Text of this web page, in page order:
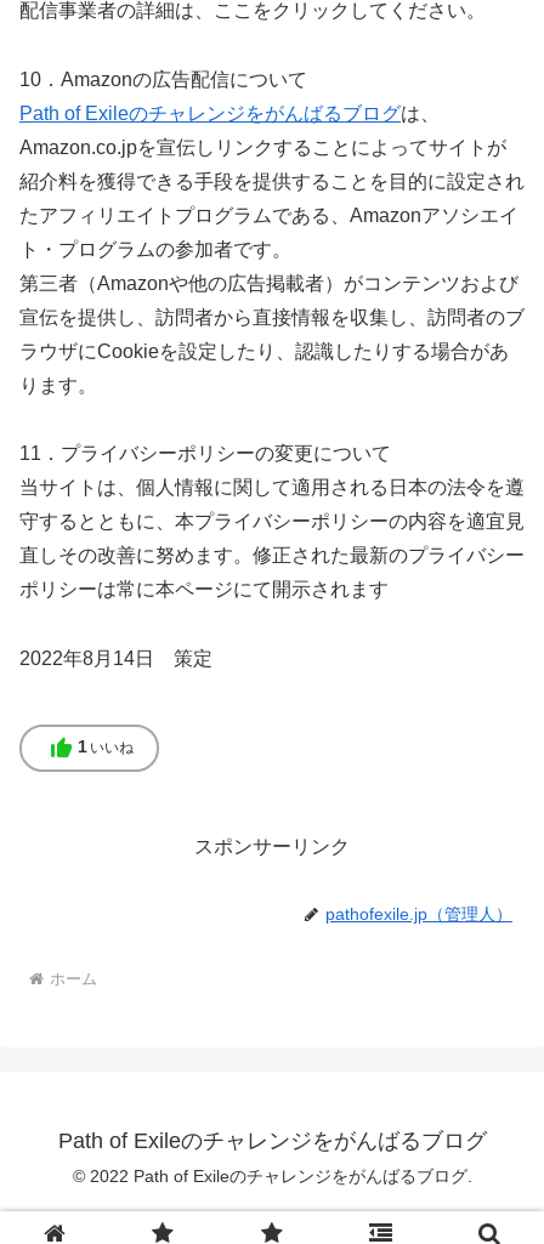
配信事業者の詳細は、ここをクリックしてください。
10．Amazonの広告配信について
Path of Exileのチャレンジをがんばるブログは、
Amazon.co.jpを宣伝しリンクすることによってサイトが
紹介料を獲得できる手段を提供することを目的に設定され
たアフィリエイトプログラムである、Amazonアソシエイ
ト・プログラムの参加者です。
第三者（Amazonや他の広告掲載者）がコンテンツおよび
宣伝を提供し、訪問者から直接情報を収集し、訪問者のブ
ラウザにCookieを設定したり、認識したりする場合があ
ります。
11．プライバシーポリシーの変更について
当サイトは、個人情報に関して適用される日本の法令を遵
守するとともに、本プライバシーポリシーの内容を適宜見
直しその改善に努めます。修正された最新のプライバシー
ポリシーは常に本ページにて開示されます
2022年8月14日 策定
thumb_up 1 いいね
スポンサーリンク
pathofexile.jp（管理人）
ホーム
Path of Exileのチャレンジをがんばるブログ
© 2022 Path of Exileのチャレンジをがんばるブログ.